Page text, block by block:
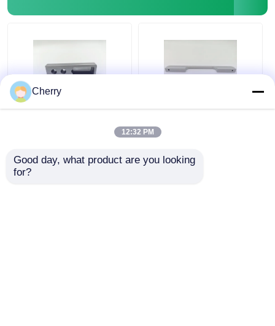
가구 침실 옷장 철도 파
사각 알루미늄 손잡이
길쭉한 크기 손잡이
Cherry
12:32 PM
Good day, what product are you looking
for?